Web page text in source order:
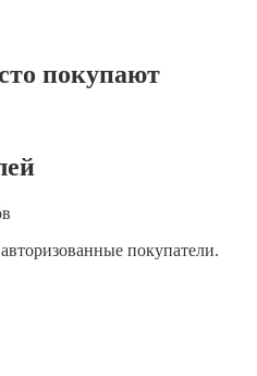
покупают
покупатели.